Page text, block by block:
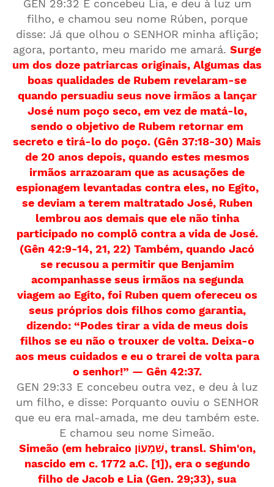
GEN 29:32 E concebeu Lia, e deu à luz um
filho, e chamou seu nome Rúben, porque
disse: Já que olhou o SENHOR minha aflição;
agora, portanto, meu marido me amará. Surge
um dos doze patriarcas originais, Algumas das
boas qualidades de Rubem revelaram-se
quando persuadiu seus nove irmãos a lançar
José num poço seco, em vez de matá-lo,
sendo o objetivo de Rubem retornar em
secreto e tirá-lo do poço. (Gên 37:18-30) Mais
de 20 anos depois, quando estes mesmos
irmãos arrazoaram que as acusações de
espionagem levantadas contra eles, no Egito,
se deviam a terem maltratado José, Ruben
lembrou aos demais que ele não tinha
participado no complô contra a vida de José.
(Gên 42:9-14, 21, 22) Também, quando Jacó
se recusou a permitir que Benjamim
acompanhasse seus irmãos na segunda
viagem ao Egito, foi Ruben quem ofereceu os
seus próprios dois filhos como garantia,
dizendo: “Podes tirar a vida de meus dois
filhos se eu não o trouxer de volta. Deixa-o
aos meus cuidados e eu o trarei de volta para
o senhor!” — Gên 42:37.
GEN 29:33 E concebeu outra vez, e deu à luz
um filho, e disse: Porquanto ouviu o SENHOR
que eu era mal-amada, me deu também este.
E chamou seu nome Simeão.
Simeão (em hebraico שִׁמְעוֹן, transl. Shim'on,
nascido em c. 1772 a.C. [1]), era o segundo
filho de Jacob e Lia (Gen. 29;33), sua